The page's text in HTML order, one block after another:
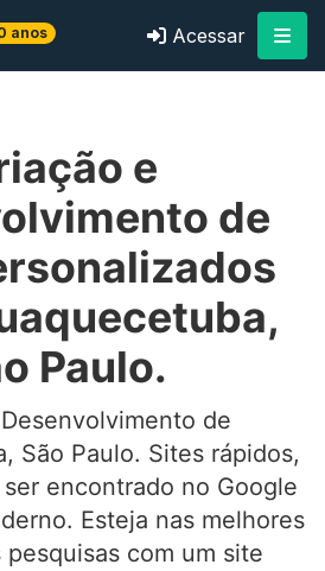
anos Acessar
e
de
Paulo.
de
São Paulo. Sites rápidos,
encontrado no Google
Esteja nas melhores
pesquisas com um site